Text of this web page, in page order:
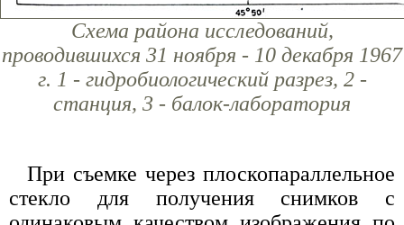
Схема района исследований,
проводившихся 31 ноября - 10 декабря 1967
г. 1 - гидробиологический разрез, 2 -
станция, 3 - балок-лаборатория
При съемке через плоскопараллельное
стекло для получения снимков с